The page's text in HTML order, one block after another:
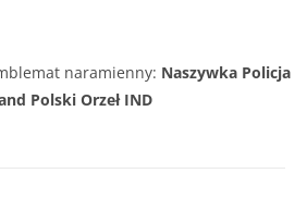
naramienny: Naszywka Policja
Polski Orzeł IND